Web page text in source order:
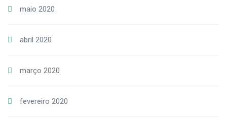
maio 2020
abril 2020
março 2020
fevereiro 2020